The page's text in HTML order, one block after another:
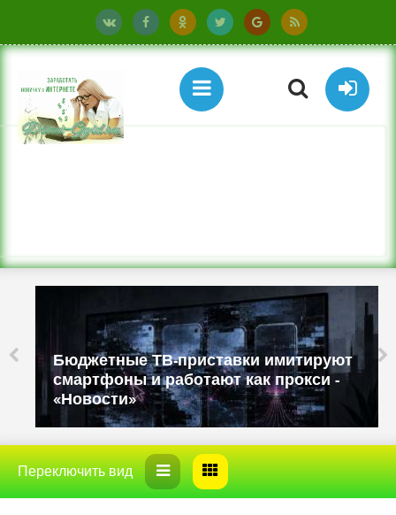
Бюджетные ТВ-приставки имитируют
смартфоны и работают как прокси -
«Новости»